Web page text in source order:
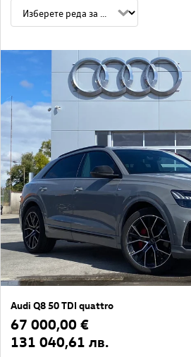
Audi Q8 50 TDI quattro
67 000,00 €
131 040,61 лв.